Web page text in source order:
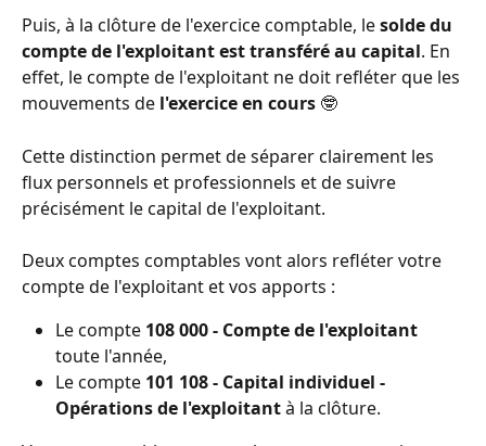
Puis, à la clôture de l'exercice comptable, le solde du
compte de l'exploitant est transféré au capital. En
effet, le compte de l'exploitant ne doit refléter que les
mouvements de l'exercice en cours 🤓
Cette distinction permet de séparer clairement les
flux personnels et professionnels et de suivre
précisément le capital de l'exploitant.
Deux comptes comptables vont alors refléter votre
compte de l'exploitant et vos apports :
Le compte 108 000- Compte de l'exploitant
toute l'année,
Le compte 101 108 - Capital individuel -
Opérations de l'exploitant à la clôture.